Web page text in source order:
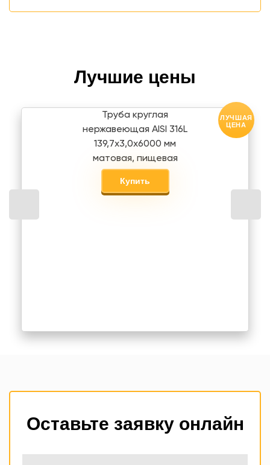
Лучшие цены
Труба круглая
нержавеющая AISI 316L
139,7х3,0х6000 мм
матовая, пищевая
Купить
ЛУЧШАЯ
ЦЕНА
Оставьте заявку онлайн